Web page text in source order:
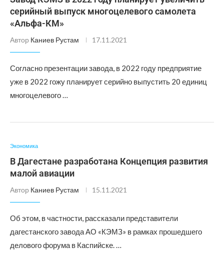
серийный выпуск многоцелевого самолета
«Альфа-КМ»
Автор Каниев Рустам 17.11.2021
Согласно презентации завода, в 2022 году предприятие
уже в 2022 гожу планирует серийно выпустить 20 единиц
многоцелевого …
Экономика
В Дагестане разработана Концепция развития
малой авиации
Автор Каниев Рустам 15.11.2021
Об этом, в частности, рассказали представители
дагестанского завода АО «КЭМЗ» в рамках прошедшего
делового форума в Каспийске. …